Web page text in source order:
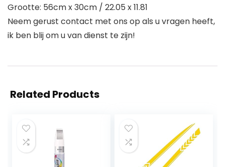
Grootte: 56cm x 30cm / 22.05 x 11.81
Neem gerust contact met ons op als u vragen heeft,
ik ben blij om u van dienst te zijn!
Related Products